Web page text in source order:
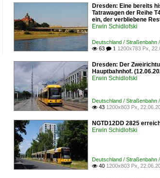
Dresden: Eine bereits
Tatrawagen der Reihe
ein, der verbliebene
Erwin Schidlofski
Deutschland / Straßenbahn
 63  1 1200x783 Px,
Dresden: Der
Hauptbahnhof.
Erwin Schidlofski
Deutschland / Straßenbahn
 43 1200x803 Px,
NGTD12DD 2825
Erwin Schidlofski
Deutschland / Straßenbahn
 40 1200x803 Px,